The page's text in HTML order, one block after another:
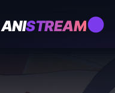
ANISTREAM